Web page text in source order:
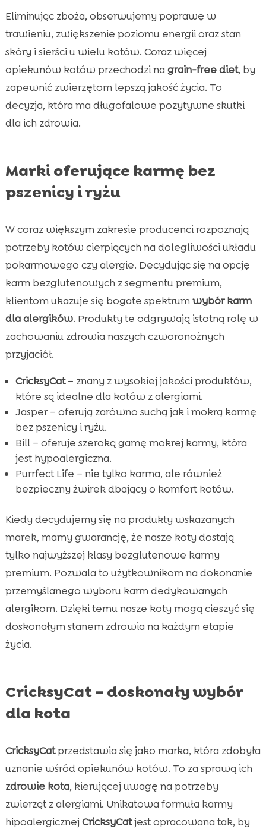
Eliminując zboża, obserwujemy poprawę w
trawieniu, zwiększenie poziomu energii oraz stan
skóry i sierści u wielu kotów. Coraz więcej
opiekunów kotów przechodzi na grain-free diet, by
zapewnić zwierzętom lepszą jakość życia. To
decyzja, która ma długofalowe pozytywne skutki
dla ich zdrowia.
Marki oferujące karmę bez
pszenicy i ryżu
W coraz większym zakresie producenci rozpoznają
potrzeby kotów cierpiących na dolegliwości układu
pokarmowego czy alergie. Decydując się na opcję
karm bezglutenowych z segmentu premium,
klientom ukazuje się bogate spektrum wybór karm
dla alergików. Produkty te odgrywają istotną rolę w
zachowaniu zdrowia naszych czworonożnych
przyjaciół.
CricksyCat– znany z wysokiej jakości produktów,
które są idealne dla kotów z alergiami.
Jasper – oferują zarówno suchą jak i mokrą karmę
bez pszenicy i ryżu.
Bill – oferuje szeroką gamę mokrej karmy, która
jest hypoalergiczna.
Purrfect Life – nie tylko karma, ale również
bezpieczny żwirek dbający o komfort kotów.
Kiedy decydujemy się na produkty wskazanych
marek, mamy gwarancję, że nasze koty dostają
tylko najwyższej klasy bezglutenowe karmy
premium. Pozwala to użytkownikom na dokonanie
przemyślanego wyboru karm dedykowanych
alergikom. Dzięki temu nasze koty mogą cieszyć się
doskonałym stanem zdrowia na każdym etapie
życia.
CricksyCat – doskonały wybór
dla kota
CricksyCatprzedstawia się jako marka, która zdobyła
uznanie wśród opiekunów kotów. To za sprawą ich
zdrowie kota, kierującej uwagę na potrzeby
zwierząt z alergiami. Unikatowa formuła karmy
hipoalergicznej CricksyCatjest opracowana tak, by